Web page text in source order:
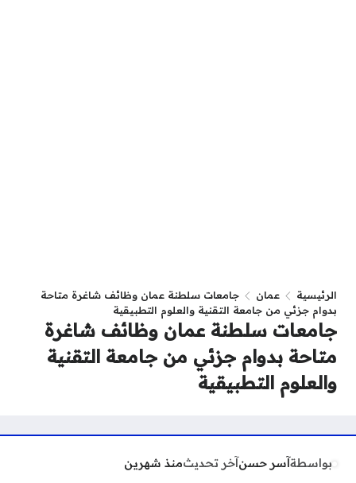
الرئيسية عمان
جامعات سلطنة عمان وظائف شاغرة متاحة
بدوام جزئي من جامعة التقنية والعلوم التطبيقية
جامعات سلطنة عمان وظائف شاغرة
متاحة بدوام جزئي من جامعة التقنية
والعلوم التطبيقية
بواسطةآسر حسنآخر تحديثمنذ شهرين